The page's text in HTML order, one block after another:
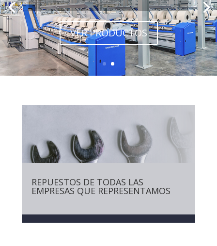
VER PRODUCTOS
REPUESTOS DE TODAS LAS
EMPRESAS QUE REPRESENTAMOS